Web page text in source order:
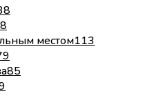
местом113
85